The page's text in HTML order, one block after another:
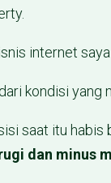
internet saya
kondisi yang
saat itu habis
dan minus